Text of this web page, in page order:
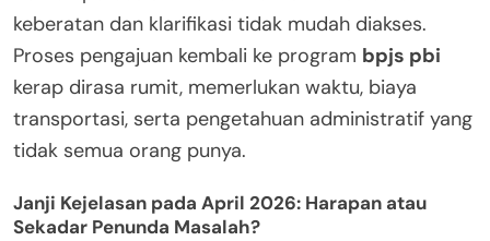
keberatan dan klarifikasi tidak mudah diakses.
Proses pengajuan kembali ke program bpjs pbi
kerap dirasa rumit, memerlukan waktu, biaya
transportasi, serta pengetahuan administratif yang
tidak semua orang punya.
Janji Kejelasan pada April 2026: Harapan atau
Sekadar Penunda Masalah?